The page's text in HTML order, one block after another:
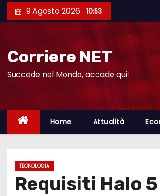
a
9 Agosto 2026 10:53
Corriere NET
Succede nel Mondo, accade qui!
Home Attualità
TECNOLOGIA
Requisiti Halo